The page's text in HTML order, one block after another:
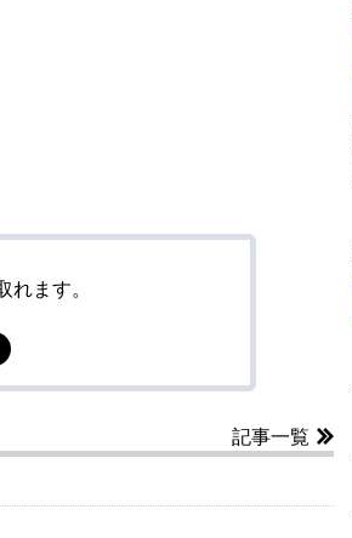
れます。
記事一覧